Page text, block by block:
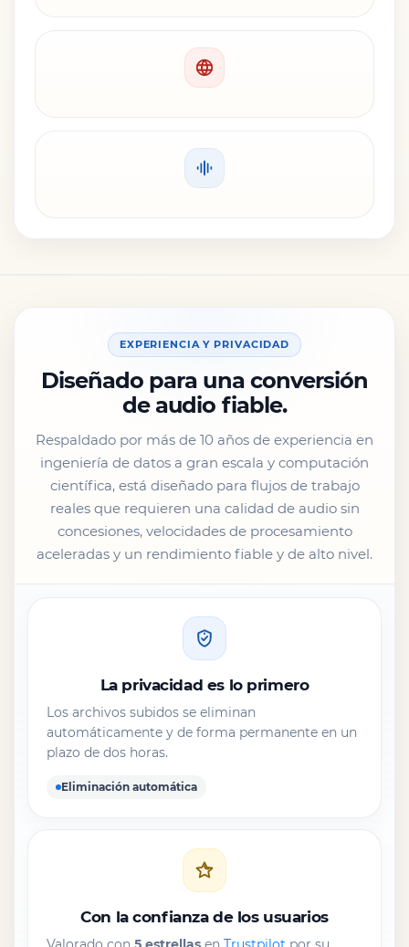
EXPERIENCIA Y PRIVACIDAD
Diseñado para una conversión
de audio fiable.
Respaldado por más de 10 años de experiencia en
ingeniería de datos a gran escala y computación
científica, está diseñado para flujos de trabajo
reales que requieren una calidad de audio sin
concesiones, velocidades de procesamiento
aceleradas y un rendimiento fiable y de alto nivel.
La privacidad es lo primero
Los archivos subidos se eliminan
automáticamente y de forma permanente en un
plazo de dos horas.
Eliminación automática
Con la confianza de los usuarios